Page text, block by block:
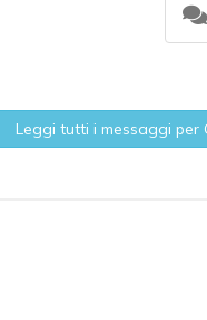
Leggi tutti i messaggi per